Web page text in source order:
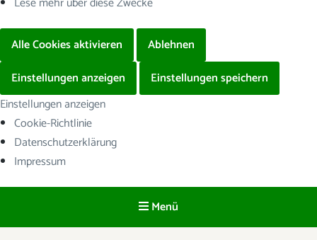
Alle Cookies aktivieren
Ablehnen
Einstellungen anzeigen
Einstellungen speichern
Einstellungen anzeigen
Cookie-Richtlinie
Datenschutzerklärung
Impressum
Menü